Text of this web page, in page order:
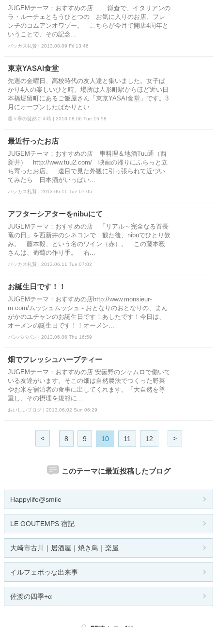
JUGEMテーマ：おすすめの店 鎌倉で、イタリアンの
ラ・ルーチェともうひとつの お気に入りのお店、フレ
ンチのコムアンオワゾー。 こちらが今月で開店4周年と
いうことで、その記念...
バッカス礼賛 | 2013.08.09 Fri 13:46
東京YASAI食堂
先週の金曜日、高校時代の友人達と集いました。女子ば
かり4人の楽しいひと時。場所は人形町駅からほど近い日
本橋堀留町にあるご飯屋さん「東京YASAI食堂」です。3
月にオープンしたばかりとい...
凛々亭の徒然２４時 | 2013.08.06 Tue 15:58
最近行ったお店
JUGEMテーマ：おすすめの店 串料理＆地酒Tuu通（西
新井） http://www.tuu2.com/ 映画の帰りにふらっと立
ち寄ったお店。 遠目で見た外観に引っ張られて近づい
てみたら 日本酒がいっぱい...
バッカス礼賛 | 2013.06.11 Tue 07:05
アフターシアターをnibuにて
JUGEMテーマ：おすすめの店 「リアル～完全なる首長
竜の日」を西新井のシネコンで 観た後、nibuでひとり飲
み。 藤本毅、という名のワイン（赤）。 この藤本毅
さんは、葡萄の作り手。 右...
バッカス礼賛 | 2013.06.11 Tue 07:02
お誕生日です！！
JUGEMテーマ：おすすめの店http://www.monsieur-
m.com/ムッシュムッシュ～おとなりのおとなりの、まん
がかのユチャンのお誕生日です！あしたです！今日は、
オーメンの誕生日です！！オーメン...
パンパパパン | 2013.06.06 Thu 16:59
畑でフレッシュハーブティー
JUGEMテーマ：おすすめの店 安曇野のシャムロで働いて
いる友達がいます。そこの畑は自然農法でつくった野菜
やお米を宿泊者の食事に出してくれます。「大自然を尊
重し、その摂理を規範に...
おいしいブログ | 2013.06.02 Sun 06:29
< 8 9 10 11 12 >
このテーマに最近投稿したブログ
Happylife@smile
LE GOUTEMPS 宿記
大崎市古川｜居酒屋｜焼き鳥｜楽屋
イルフェボゥな出来事
佐渡の四季+α